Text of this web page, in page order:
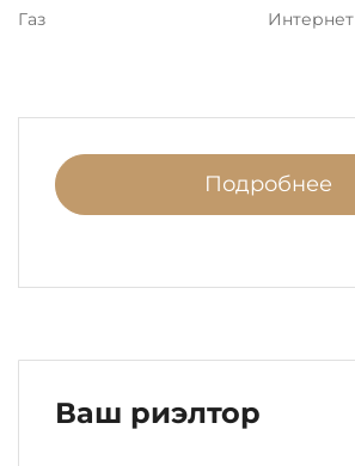
Газ Интернет
Подробнее
Ваш риэлтор